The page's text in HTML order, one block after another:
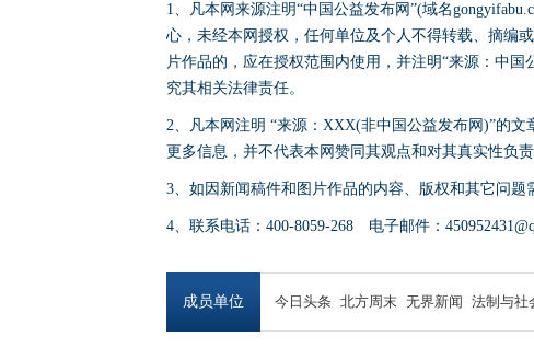
1、凡本网来源注明“中国公益发布网”(域名
心，未经本网授权，任何单位及个人不得转载、摘编
片作品的，应在授权范围内使用，并注明“来源：中国
究其相关法律责任。
2、凡本网注明 “来源：XXX(非中国公益发布网)”的
更多信息，并不代表本网赞同其观点和对其真实性负责
3、如因新闻稿件和图片作品的内容、版权和其它问题
4、联系电话：400-8059-268 电子邮件：
成员单位 今日头条 北方周末 无界新闻 法制与社